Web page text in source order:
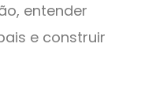
entender
e construir